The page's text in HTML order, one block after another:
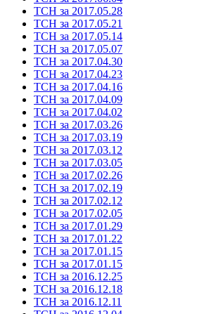
ТСН за 2017.05.28
ТСН за 2017.05.21
ТСН за 2017.05.14
ТСН за 2017.05.07
ТСН за 2017.04.30
ТСН за 2017.04.23
ТСН за 2017.04.16
ТСН за 2017.04.09
ТСН за 2017.04.02
ТСН за 2017.03.26
ТСН за 2017.03.19
ТСН за 2017.03.12
ТСН за 2017.03.05
ТСН за 2017.02.26
ТСН за 2017.02.19
ТСН за 2017.02.12
ТСН за 2017.02.05
ТСН за 2017.01.29
ТСН за 2017.01.22
ТСН за 2017.01.15
ТСН за 2017.01.15
ТСН за 2016.12.25
ТСН за 2016.12.18
ТСН за 2016.12.11